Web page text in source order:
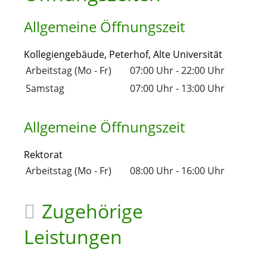
Allgemeine Öffnungszeit
Kollegiengebäude, Peterhof, Alte Universität
Arbeitstag (Mo - Fr)
07:00 Uhr-22:00 Uhr
Samstag
07:00 Uhr- 13:00 Uhr
Allgemeine Öffnungszeit
Rektorat
Arbeitstag (Mo - Fr)
08:00 Uhr- 16:00 Uhr
Zugehörige
Leistungen